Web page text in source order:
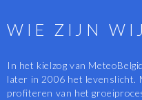
WIE ZIJN
In het kielzog van
later in 2006 het levenslicht.
profiteren van het